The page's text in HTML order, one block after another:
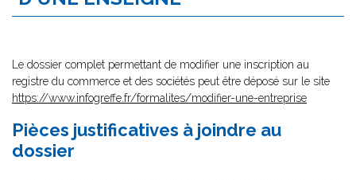
Le dossier complet permettant de modifier une inscription au
registre du commerce et des sociétés peut être déposé sur le site
https://www.infogreffe.fr/formalites/modifier-une-entreprise
Pièces justificatives à joindre au
dossier